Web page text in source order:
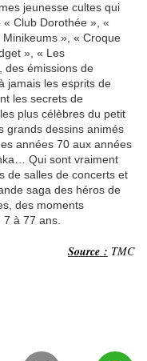
jeunesse cultes qui
« Club Dorothée », «
Minikeums », « Croque
», « Les
des émissions de
jamais les esprits de
les secrets de
plus célèbres du petit
grands dessins animés
années 70 aux années
Qui sont vraiment
de salles de concerts et
saga des héros de
des moments
à 77 ans.
Source : TMC